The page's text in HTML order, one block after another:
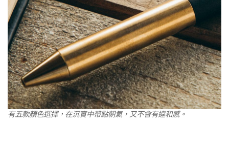
有五款顏色選擇，在沉實中帶點朝氣，又不會有違和感。